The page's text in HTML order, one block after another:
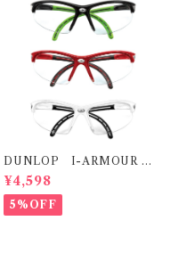
DUNLOP I-ARMOUR ア
イ・アーマー
¥4,598
5%OFF